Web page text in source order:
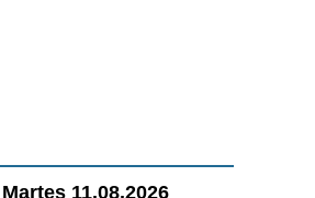
Martes 11.08.2026